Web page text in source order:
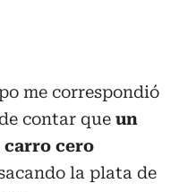
me correspondió
contar que un
carro cero
la plata de